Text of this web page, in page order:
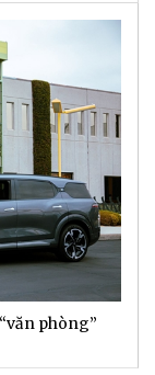
phòng”